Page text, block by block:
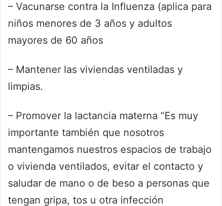
– Vacunarse contra la Influenza (aplica para
niños menores de 3 años y adultos
mayores de 60 años
– Mantener las viviendas ventiladas y
limpias.
– Promover la lactancia materna “Es muy
importante también que nosotros
mantengamos nuestros espacios de trabajo
o vivienda ventilados, evitar el contacto y
saludar de mano o de beso a personas que
tengan gripa, tos u otra infección